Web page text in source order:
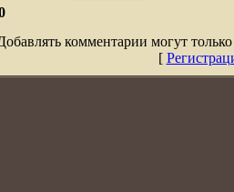
комментарии могут
[